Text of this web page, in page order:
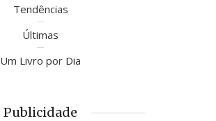
Tendências
Últimas
Um Livro por Dia
Publicidade